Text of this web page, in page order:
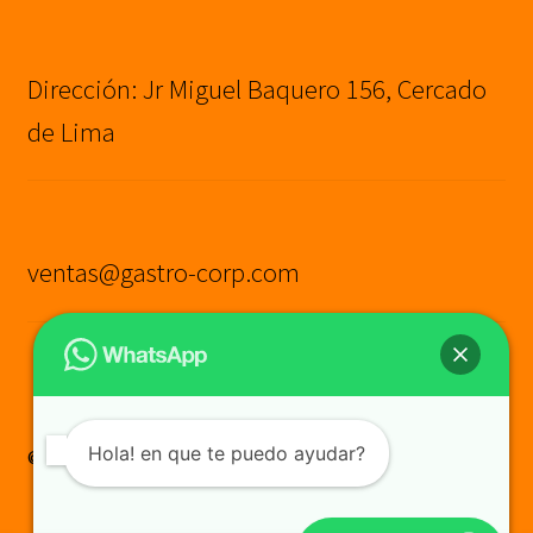
Dirección: Jr Miguel Baquero 156, Cercado
de Lima
ventas@gastro-corp.com
© GASTRO CORP SAC
Construido con WooCommerce.
Hola! en que te puedo ayudar?